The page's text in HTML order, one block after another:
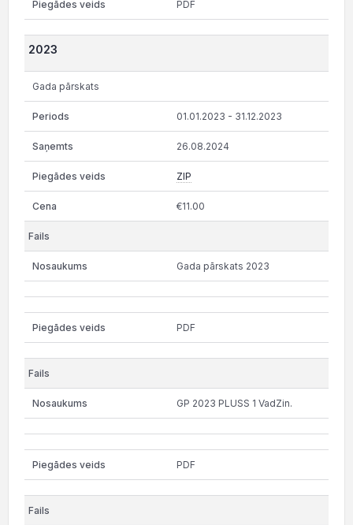
PDF
2023
Gada pārskats
01.01.2023 - 31.12.2023
26.08.2024
ZIP
€11.00
Gada pārskats 2023
PDF
GP 2023 PLUSS 1 VadZin.
PDF